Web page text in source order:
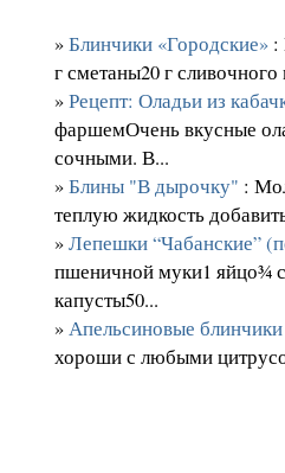
»Блинчики «Городские» :
г сметаны20 г
»Рецепт: Оладьи из
фаршемОчень вкусные
сочными. В...
»Блины "В дырочку" :
теплую жидкость
»Лепешки “Чабанские”
пшеничной муки1 яйцо¾
капусты50...
»Апельсиновые блинчики
хороши с любыми